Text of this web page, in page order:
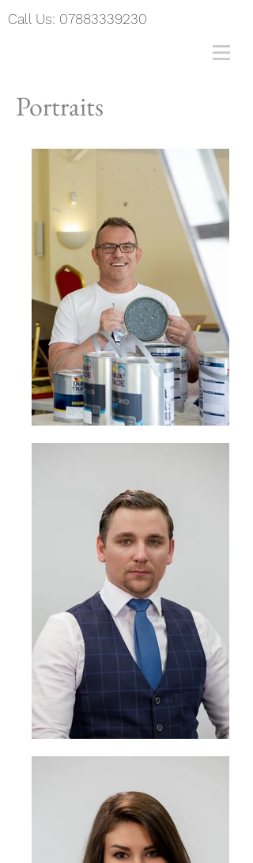
Call Us: 07883339230
Portraits